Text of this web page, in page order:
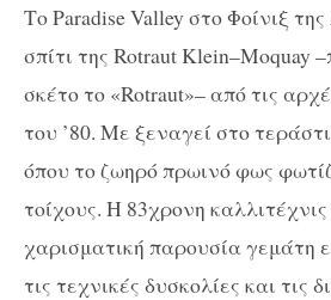
ΤοParadiseValley στο Φοίνιξ
σπίτι της RotrautKlein–Moquay
σκέτο το «Rotraut»– από τις
του ’80. Με ξεναγεί στο
όπου το ζωηρό πρωινό φως
τοίχους. Η 83χρονη καλλιτέχνις
χαρισματική παρουσία γεμάτη
τις τεχνικές δυσκολίες και τις